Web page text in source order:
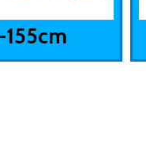
155cm